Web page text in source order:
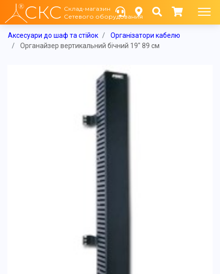
СКС Склад-магазин
Сетевого оборудования
Аксесуари до шаф та стійок
Організатори кабелю
Органайзер вертикальний бічний 19" 89 см